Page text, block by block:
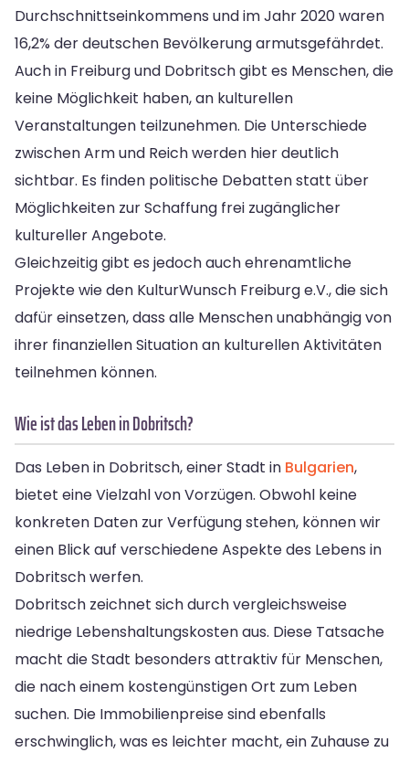
Durchschnittseinkommens und im Jahr 2020 waren
16,2% der deutschen Bevölkerung armutsgefährdet.
Auch in Freiburg und Dobritsch gibt es Menschen, die
keine Möglichkeit haben, an kulturellen
Veranstaltungen teilzunehmen. Die Unterschiede
zwischen Arm und Reich werden hier deutlich
sichtbar. Es finden politische Debatten statt über
Möglichkeiten zur Schaffung frei zugänglicher
kultureller Angebote.
Gleichzeitig gibt es jedoch auch ehrenamtliche
Projekte wie den KulturWunsch Freiburg e.V., die sich
dafür einsetzen, dass alle Menschen unabhängig von
ihrer finanziellen Situation an kulturellen Aktivitäten
teilnehmen können.
Wie ist das Leben in Dobritsch?
Das Leben in Dobritsch, einer Stadt in Bulgarien,
bietet eine Vielzahl von Vorzügen. Obwohl keine
konkreten Daten zur Verfügung stehen, können wir
einen Blick auf verschiedene Aspekte des Lebens in
Dobritsch werfen.
Dobritsch zeichnet sich durch vergleichsweise
niedrige Lebenshaltungskosten aus. Diese Tatsache
macht die Stadt besonders attraktiv für Menschen,
die nach einem kostengünstigen Ort zum Leben
suchen. Die Immobilienpreise sind ebenfalls
erschwinglich, was es leichter macht, ein Zuhause zu